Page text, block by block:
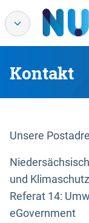
Kontakt
Unsere
und Klimaschutz
Referat 14:
eGovernment